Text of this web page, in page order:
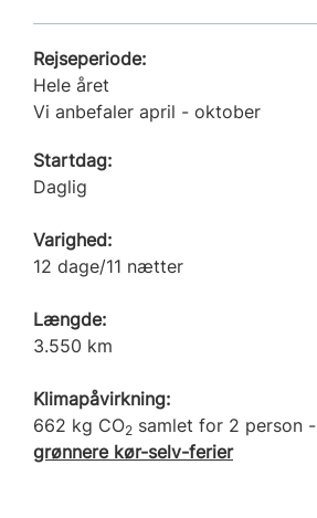
Rejseperiode:
Hele året
Vi anbefaler april - oktober
Startdag:
Daglig
Varighed:
12 dage/11 nætter
Længde:
3.550 km
Klimapåvirkning:
662 kg CO2 samlet for 2 person -
grønnere kør-selv-ferier